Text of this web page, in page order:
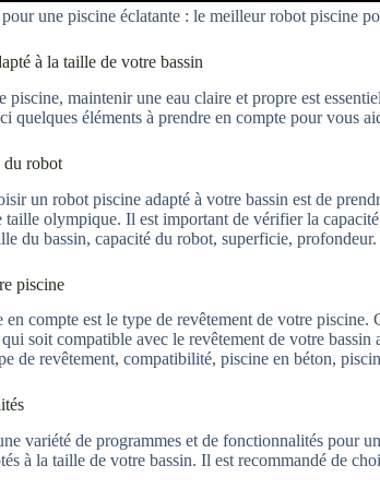
une piscine éclatante : le meilleur robot piscine
à la taille de votre bassin
piscine, maintenir une eau claire et propre est
quelques éléments à prendre en compte pour vous
du robot
un robot piscine adapté à votre bassin est de
taille olympique. Il est important de vérifier la
du bassin, capacité du robot, superficie, profondeur.
piscine
compte est le type de revêtement de votre
soit compatible avec le revêtement de votre
de revêtement, compatibilité, piscine en béton,
variété de programmes et de fonctionnalités pour
à la taille de votre bassin. Il est recommandé de